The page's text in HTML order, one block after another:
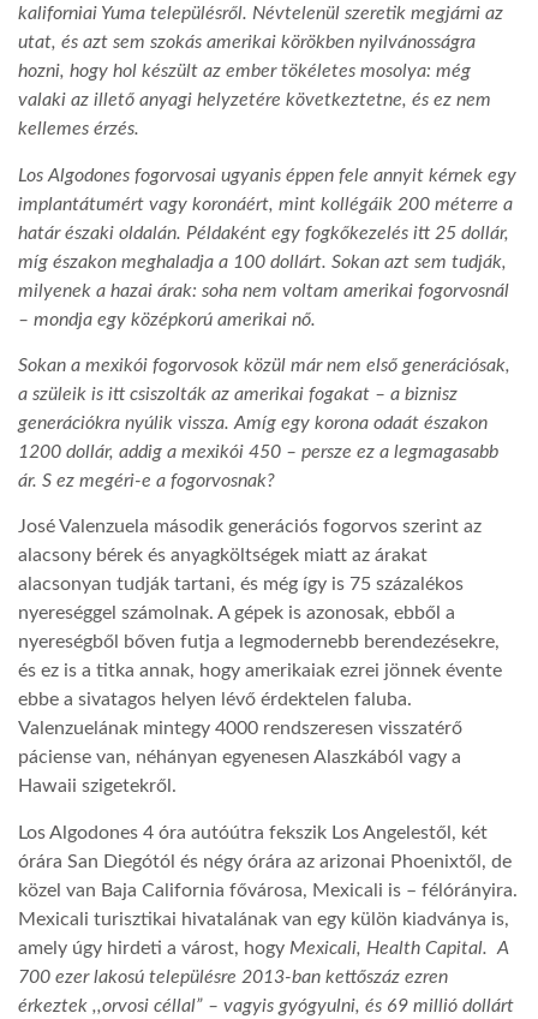
LATIMO.HU
GLOBOBOOK
kaliforniai Yuma településről. Névtelenül szeretik megjárni az
utat, és azt sem szokás amerikai körökben nyilvánosságra
hozni, hogy hol készült az ember tökéletes mosolya: még
valaki az illető anyagi helyzetére következtetne, és ez nem
kellemes érzés.
Los Algodones fogorvosai ugyanis éppen fele annyit kérnek egy
implantátumért vagy koronáért, mint kollégáik 200 méterre a
határ északi oldalán. Példaként egy fogkőkezelés itt 25 dollár,
míg északon meghaladja a 100 dollárt. Sokan azt sem tudják,
milyenek a hazai árak: soha nem voltam amerikai fogorvosnál
– mondja egy középkorú amerikai nő.
Sokan a mexikói fogorvosok közül már nem első generációsak,
a szüleik is itt csiszolták az amerikai fogakat – a biznisz
generációkra nyúlik vissza. Amíg egy korona odaát északon
1200 dollár, addig a mexikói 450 – persze ez a legmagasabb
ár. S ez megéri-e a fogorvosnak?
José Valenzuela második generációs fogorvos szerint az
alacsony bérek és anyagköltségek miatt az árakat
alacsonyan tudják tartani, és még így is 75 százalékos
nyereséggel számolnak. A gépek is azonosak, ebből a
nyereségből bőven futja a legmodernebb berendezésekre,
és ez is a titka annak, hogy amerikaiak ezrei jönnek évente
ebbe a sivatagos helyen lévő érdektelen faluba.
Valenzuelának mintegy 4000 rendszeresen visszatérő
páciense van, néhányan egyenesen Alaszkából vagy a
Hawaii szigetekről.
Los Algodones 4 óra autóútra fekszik Los Angelestől, két
órára San Diegótól és négy órára az arizonai Phoenixtől, de
közel van Baja California fővárosa, Mexicali is – félórányira.
Mexicali turisztikai hivatalának van egy külön kiadványa is,
amely úgy hirdeti a várost, hogy Mexicali, Health Capital. A
700 ezer lakosú településre 2013-ban kettőszáz ezren
érkeztek ,,orvosi céllal” – vagyis gyógyulni, és 69 millió dollárt